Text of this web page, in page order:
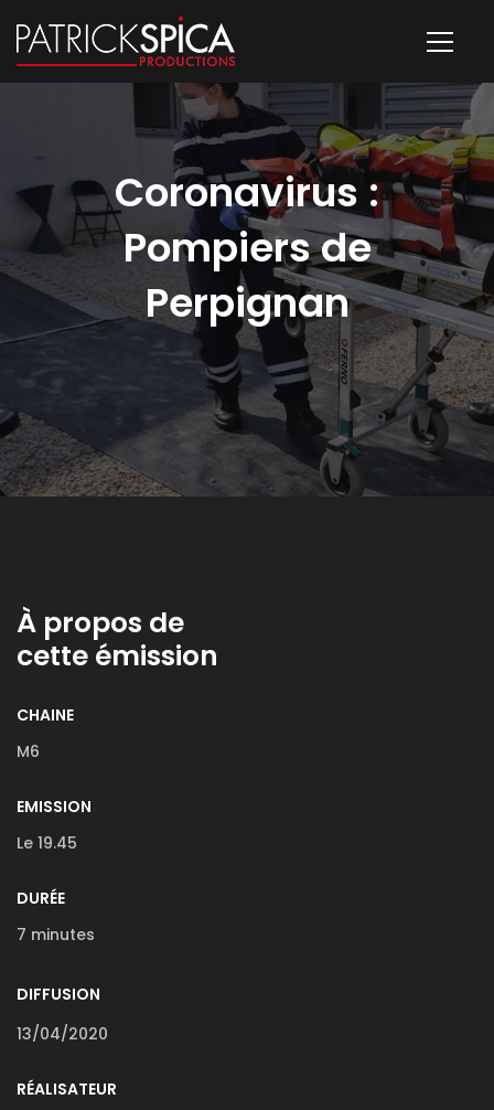
Coronavirus :
Pompiers de
Perpignan
À propos de
cette émission
CHAINE
M6
EMISSION
Le 19.45
DURÉE
7 minutes
DIFFUSION
13/04/2020
RÉALISATEUR